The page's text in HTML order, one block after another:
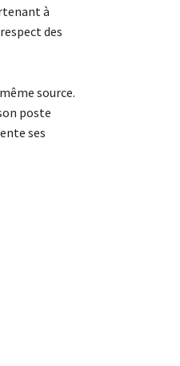
à
des
source.
poste
ses